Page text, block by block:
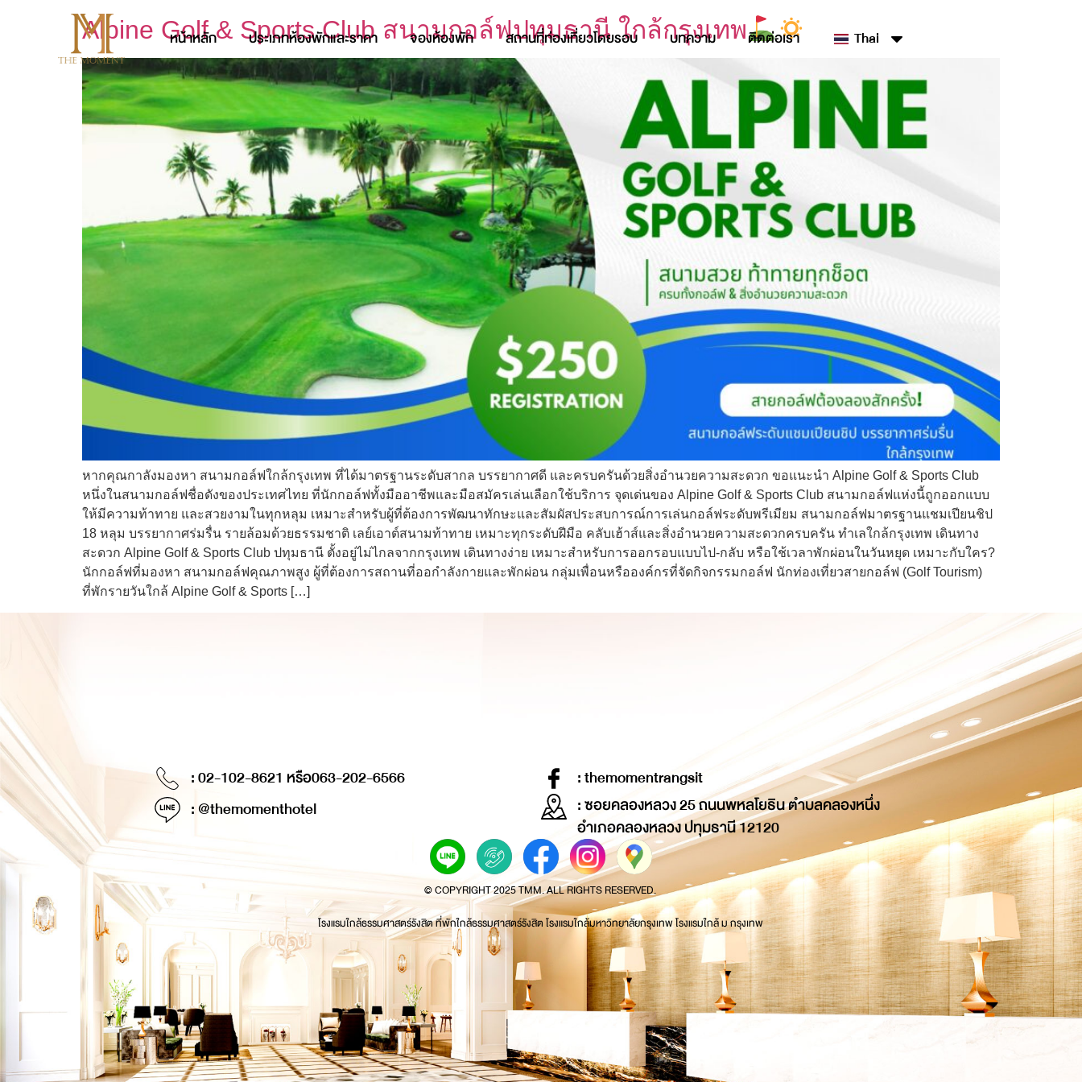
หน้าหลัก ประเภทห้องพักและราคา จองห้องพัก สถานที่ท่องเที่ยวโดยรอบ บทความ ติดต่อเรา Thai
Alpine Golf & Sports Club สนามกอล์ฟปทุมธานี ใกล้กรุงเทพ
หากคุณกาลังมองหา สนามกอล์ฟใกล้กรุงเทพ ที่ได้มาตรฐานระดับสากล บรรยากาศดี และครบครันด้วยสิ่งอำนวยความสะดวก ขอแนะนำ Alpine Golf & Sports Club
หนึ่งในสนามกอล์ฟชื่อดังของประเทศไทย ที่นักกอล์ฟทั้งมืออาชีพและมือสมัครเล่นเลือกใช้บริการ จุดเด่นของ Alpine Golf & Sports Club สนามกอล์ฟแห่งนี้ถูกออกแบบ
ให้มีความท้าทาย และสวยงามในทุกหลุม เหมาะสำหรับผู้ที่ต้องการพัฒนาทักษะและสัมผัสประสบการณ์การเล่นกอล์ฟระดับพรีเมียม สนามกอล์ฟมาตรฐานแชมเปียนชิป
18 หลุม บรรยากาศร่มรื่น รายล้อมด้วยธรรมชาติ เลย์เอาต์สนามท้าทาย เหมาะทุกระดับฝีมือ คลับเฮ้าส์และสิ่งอำนวยความสะดวกครบครัน ทำเลใกล้กรุงเทพ เดินทาง
สะดวก Alpine Golf & Sports Club ปทุมธานี ตั้งอยู่ไม่ไกลจากกรุงเทพ เดินทางง่าย เหมาะสำหรับการออกรอบแบบไป-กลับ หรือใช้เวลาพักผ่อนในวันหยุด เหมาะกับใคร?
นักกอล์ฟที่มองหา สนามกอล์ฟคุณภาพสูง ผู้ที่ต้องการสถานที่ออกำลังกายและพักผ่อน กลุ่มเพื่อนหรือองค์กรที่จัดกิจกรรมกอล์ฟ นักท่องเที่ยวสายกอล์ฟ (Golf Tourism)
ที่พักรายวันใกล้ Alpine Golf & Sports […]
: 02-102-8621 หรือ063-202-6566
: @themomenthotel
: themomentrangsit
: ซอยคลองหลวง 25 ถนนพหลโยธิน ตำบลคลองหนึ่ง
อำเภอคลองหลวง ปทุมธานี 12120
© COPYRIGHT 2025 TMM. ALL RIGHTS RESERVED.
โรงแรมใกล้ธรรมศาสตร์รังสิต ที่พักใกล้ธรรมศาสตร์รังสิต โรงแรมใกล้มหาวิทยาลัยกรุงเทพ โรงแรมใกล้ ม กรุงเทพ